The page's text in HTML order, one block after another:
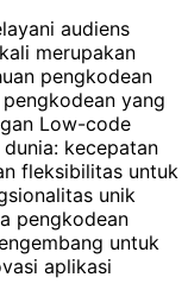
audiens
merupakan
pengkodean
yang
Low-code
kecepatan
fleksibilitas untuk
unik
pengkodean
untuk
aplikasi